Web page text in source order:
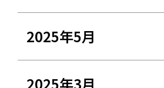
2025年5月
2025年3月